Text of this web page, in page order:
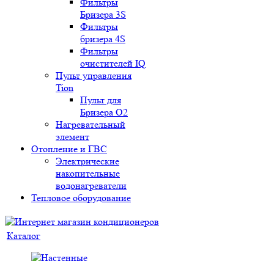
Бризера 3S
Фильтры
бризера 4S
Фильтры
очистителей IQ
Пульт управления
Tion
Пульт для
Бризера O2
Нагревательный
элемент
Отопление и ГВС
Электрические
накопительные
водонагреватели
Тепловое оборудование
Каталог